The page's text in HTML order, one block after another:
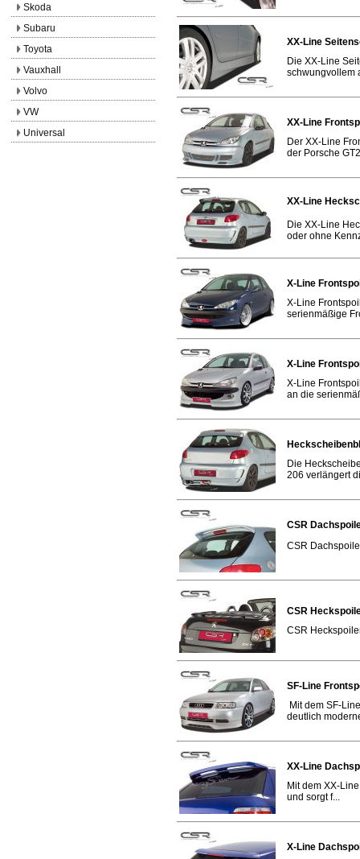
XX-Line
Die XX-Line
schwungvollem
XX-Line
Der XX-Line
der Porsche
XX-Line
Die XX-Line
oder ohne
X-Line
X-Line
serienmäßige
X-Line
X-Line
an die
Die
206 verlängert
CSR
CSR
CSR
CSR
SF-Line
Mit dem SF-
deutlich
XX-Line
Mit dem XX-
und sorgt f...
X-Line
Skoda
Subaru
Toyota
Vauxhall
Volvo
VW
Universal